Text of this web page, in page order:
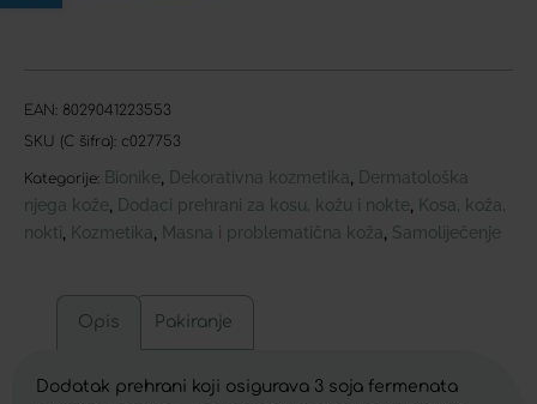
EAN: 8029041223553
SKU (C šifra): c027753
Kategorije: Bionike Dekorativna kozmetika Dermatološka
njega kože Dodaci prehrani za kosu, kožu i nokte Kosa, koža,
nokti Kozmetika Masna i problematična koža Samoliječenje
Opis Pakiranje
Dodatak prehrani koji osigurava 3 soja fermenata